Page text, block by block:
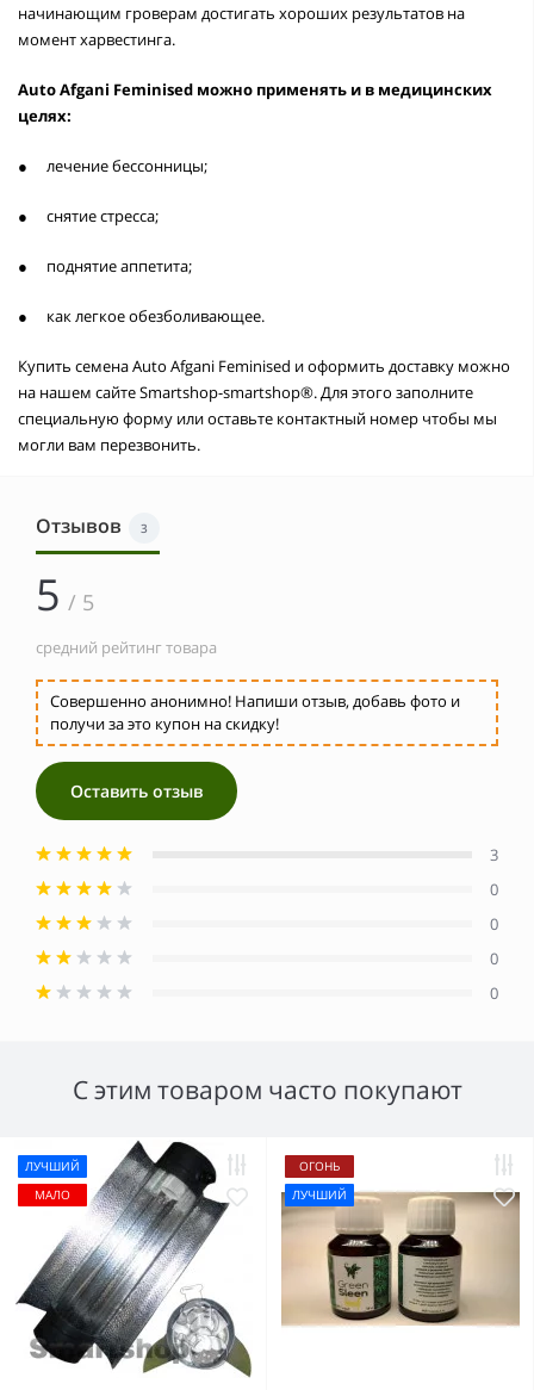
начинающим гроверам достигать хороших результатов на
момент харвестинга.
Auto Afgani Feminised можно применять и в медицинских
целях:
● лечение бессонницы;
● снятие стресса;
● поднятие аппетита;
● как легкое обезболивающее.
Купить семена Auto Afgani Feminised и оформить доставку можно
на нашем сайте Smartshop-smartshop®. Для этого заполните
специальную форму или оставьте контактный номер чтобы мы
могли вам перезвонить.
Отзывов 3
5 / 5
средний рейтинг товара
Совершенно анонимно! Напиши отзыв, добавь фото и
получи за это купон на скидку!
Оставить отзыв
3
0
0
0
0
С этим товаром часто покупают
ЛУЧШИЙ
МАЛО
ОГОНЬ
ЛУЧШИЙ